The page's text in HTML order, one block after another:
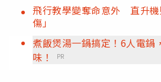
飛行教學變奪命意外 直升
傷」
煮飯煲湯一鍋搞定！6人電鍋
味！
PR